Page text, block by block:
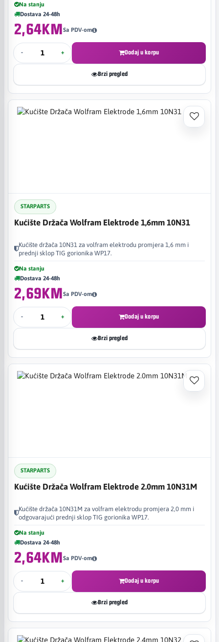
Na stanju
Dostava 24-48h
2,64KMSa PDV-om
- + Dodaj u korpu
Brzi pregled
STARPARTS
Kućište Držača Wolfram Elektrode 1,6mm 10N31
Kućište držača 10N31 za volfram elektrodu promjera 1,6 mm i
prednji sklop TIG gorionika WP17.
Na stanju
Dostava 24-48h
2,69KMSa PDV-om
- + Dodaj u korpu
Brzi pregled
STARPARTS
Kućište Držača Wolfram Elektrode 2.0mm 10N31M
Kućište držača 10N31M za volfram elektrodu promjera 2,0 mm i
odgovarajući prednji sklop TIG gorionika WP17.
Na stanju
Dostava 24-48h
2,64KMSa PDV-om
- + Dodaj u korpu
Brzi pregled